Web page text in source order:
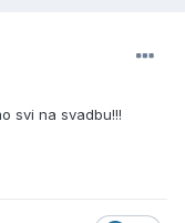
svi na svadbu!!!